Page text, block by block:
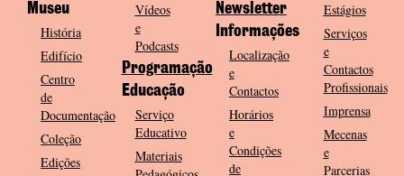
Museu
História
Edifício
Centro
de
Documentação
Coleção
Edições
Vídeos
e
Podcasts
Programação
Educação
Serviço
Educativo
Materiais
Newsletter
Informações
Localização
e
Contactos
Horários
e
Condições
de
Estágios
Serviços
e
Contactos
Profissionais
Imprensa
Mecenas
e
Parcerias